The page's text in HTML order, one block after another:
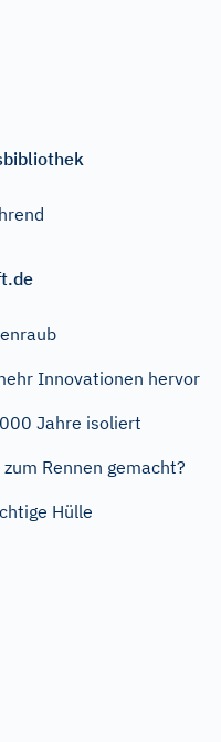
Innovationen hervor
Jahre isoliert
Rennen gemacht?
Hülle